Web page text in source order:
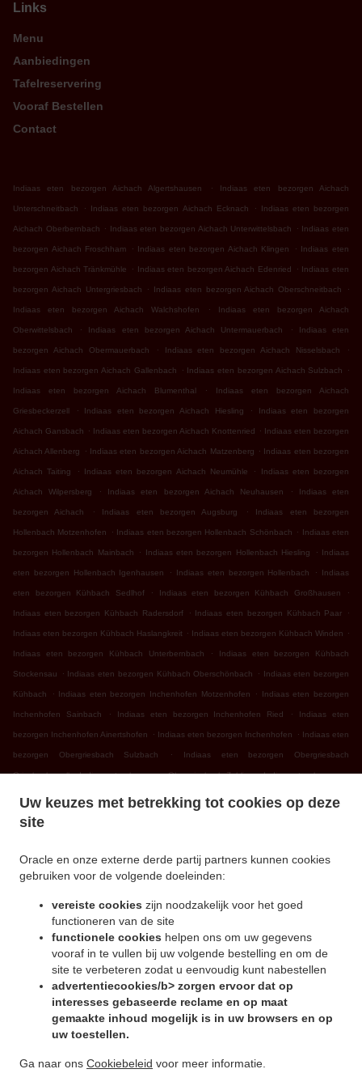
Uw keuzes met betrekking tot cookies op deze
site
Oracle en onze externe derde partij partners kunnen cookies
gebruiken voor de volgende doeleinden:
vereiste cookies zijn noodzakelijk voor het goed
functioneren van de site
functionele cookies helpen ons om uw gegevens
vooraf in te vullen bij uw volgende bestelling en om de
site te verbeteren zodat u eenvoudig kunt nabestellen
advertentiecookies/b> zorgen ervoor dat op
interesses gebaseerde reclame en op maat
gemaakte inhoud mogelijk is in uw browsers en op
uw toestellen.
Ga naar ons Cookiebeleid voor meer informatie.
Links
Menu
Aanbiedingen
Tafelreservering
Vooraf Bestellen
Contact
Indiaas eten bezorgen Aichach Algertshausen . Indiaas eten bezorgen Aichach
Unterschneitbach . Indiaas eten bezorgen Aichach Ecknach . Indiaas eten bezorgen
Aichach Oberbernbach . Indiaas eten bezorgen Aichach Unterwittelsbach . Indiaas eten
bezorgen Aichach Froschham . Indiaas eten bezorgen Aichach Klingen . Indiaas eten
bezorgen Aichach Tränkmühle . Indiaas eten bezorgen Aichach Edenried . Indiaas eten
bezorgen Aichach Untergriesbach . Indiaas eten bezorgen Aichach Oberschneitbach .
Indiaas eten bezorgen Aichach Walchshofen . Indiaas eten bezorgen Aichach
Oberwittelsbach . Indiaas eten bezorgen Aichach Untermauerbach . Indiaas eten
bezorgen Aichach Obermauerbach . Indiaas eten bezorgen Aichach Nisselsbach .
Indiaas eten bezorgen Aichach Gallenbach . Indiaas eten bezorgen Aichach Sulzbach .
Indiaas eten bezorgen Aichach Blumenthal . Indiaas eten bezorgen Aichach
Griesbeckerzell . Indiaas eten bezorgen Aichach Hiesling . Indiaas eten bezorgen
Aichach Gansbach . Indiaas eten bezorgen Aichach Knottenried . Indiaas eten bezorgen
Aichach Allenberg . Indiaas eten bezorgen Aichach Matzenberg . Indiaas eten bezorgen
Aichach Taiting . Indiaas eten bezorgen Aichach Neumühle . Indiaas eten bezorgen
Aichach Wilpersberg . Indiaas eten bezorgen Aichach Neuhausen . Indiaas eten
bezorgen Aichach . Indiaas eten bezorgen Augsburg . Indiaas eten bezorgen
Hollenbach Motzenhofen . Indiaas eten bezorgen Hollenbach Schönbach . Indiaas eten
bezorgen Hollenbach Mainbach . Indiaas eten bezorgen Hollenbach Hiesling . Indiaas
eten bezorgen Hollenbach Igenhausen . Indiaas eten bezorgen Hollenbach . Indiaas
eten bezorgen Kühbach Sedlhof . Indiaas eten bezorgen Kühbach Großhausen .
Indiaas eten bezorgen Kühbach Radersdorf . Indiaas eten bezorgen Kühbach Paar .
Indiaas eten bezorgen Kühbach Haslangkreit . Indiaas eten bezorgen Kühbach Winden .
Indiaas eten bezorgen Kühbach Unterbernbach . Indiaas eten bezorgen Kühbach
Stockensau . Indiaas eten bezorgen Kühbach Oberschönbach . Indiaas eten bezorgen
Kühbach . Indiaas eten bezorgen Inchenhofen Motzenhofen . Indiaas eten bezorgen
Inchenhofen Sainbach . Indiaas eten bezorgen Inchenhofen Ried . Indiaas eten
bezorgen Inchenhofen Ainertshofen . Indiaas eten bezorgen Inchenhofen . Indiaas eten
bezorgen Obergriesbach Sulzbach . Indiaas eten bezorgen Obergriesbach
Griesbeckerzell . Indiaas eten bezorgen Obergriesbach Zahling . Indiaas eten bezorgen
Obergriesbach Edenried Indiaas eten bezorgen Obergriesbach Indiaas eten bezorgen
Altomünster Xyger
bezorgen Altomünster Rudersberg Indiaas eten bezorgen Altomünster Teufelsberg
Indiaas eten bezorgen Altomünster . Indiaas eten bezorgen Sielenbach Gollenhof
Schafhausen Indiaas eten bezorgen Sielenbach .
Wessiszell . Indiaas eten bezorgen Dasing Laimering . Indiaas eten bezorgen Dasing
Indiaas eten bezorgen Dasing Bitzenhofen . Indiaas eten bezorgen Dasing
. . Indiaas eten bezorgen Schiltberg
Untermauerbach Indiaas eten bezorgen Schiltberg Allenberg Indiaas eten bezorgen
Schiltberg Rapperzell . Indiaas eten bezorgen Schiltberg Bergen . Indiaas eten bezorgen
Schiltberg Gundertshausen . Indiaas eten bezorgen Schiltberg
Gachenbach Westerham Indiaas eten bezorgen Gachenbach